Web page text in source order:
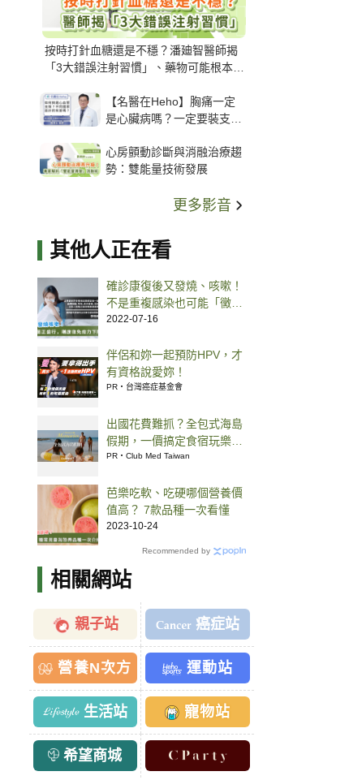
按時打針血糖還是不穩？潘廸智醫師揭
「3大錯誤注射習慣」、藥物可能根本沒
【名醫在Heho】胸痛一定
是心臟病嗎？一定要裝支
解析支架種類、風險與選擇
關鍵
心房顫動診斷與消融治療趨
勢：雙能量技術發展
更多影音
其他人正在看
確診康復後又發燒、咳嗽！
不是重複感染也可能「黴漿
菌」釀禍
2022-07-16
伴侶和妳一起預防HPV，才
有資格說愛妳！
PR・台灣癌症基金會
出國花費難抓？全包式海島
假期，一價搞定食宿玩樂，
省錢更省心！
PR・Club Med Taiwan
芭樂吃軟、吃硬哪個營養價
值高？ 7款品種一次看懂
2023-10-24
Recommended by
相關網站
親子站 癌症站
營養N次方 運動站
生活站 寵物站
希望商城